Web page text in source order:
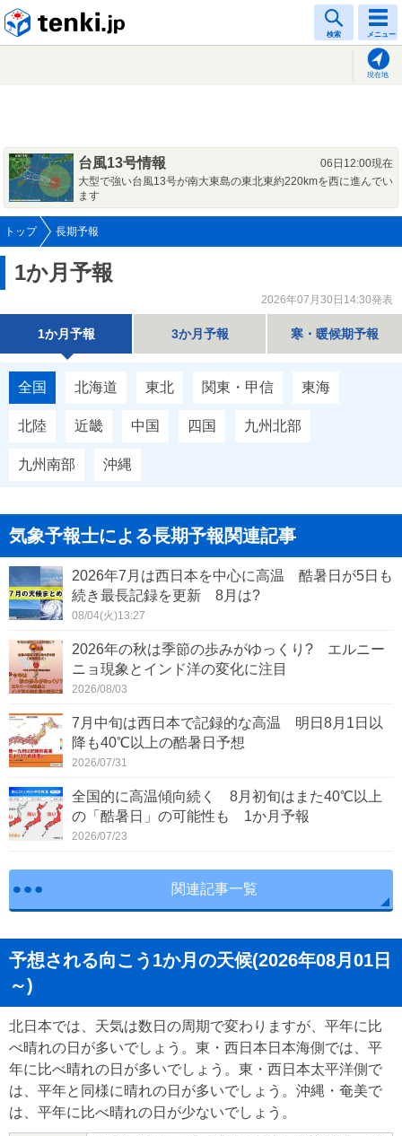
検索 メニュー
現在地
台風13号情報
06日12:00現在
大型で強い台風13号が南大東島の東北東約220kmを西に進んでい
ます
トップ 長期予報
1か月予報
2026年07月30日14:30発表
1か月予報 3か月予報 寒・暖候期予報
全国 北海道 東北 関東・甲信 東海
北陸 近畿 中国 四国 九州北部
九州南部 沖縄
気象予報士による長期予報関連記事
2026年7月は西日本を中心に高温 酷暑日が5日も
続き最長記録を更新 8月は?
08/04(火)13:27
2026年の秋は季節の歩みがゆっくり? エルニー
ニョ現象とインド洋の変化に注目
2026/08/03
7月中旬は西日本で記録的な高温 明日8月1日以
降も40℃以上の酷暑日予想
2026/07/31
全国的に高温傾向続く 8月初旬はまた40℃以上
の「酷暑日」の可能性も 1か月予報
2026/07/23
関連記事一覧
予想される向こう1か月の天候(2026年08月01日
～)
北日本では、天気は数日の周期で変わりますが、平年に比
べ晴れの日が多いでしょう。東・西日本日本海側では、平
年に比べ晴れの日が多いでしょう。東・西日本太平洋側で
は、平年と同様に晴れの日が多いでしょう。沖縄・奄美で
は、平年に比べ晴れの日が少ないでしょう。